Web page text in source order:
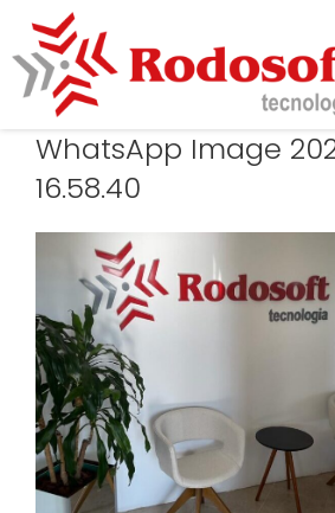
WhatsApp Image
16.58.40